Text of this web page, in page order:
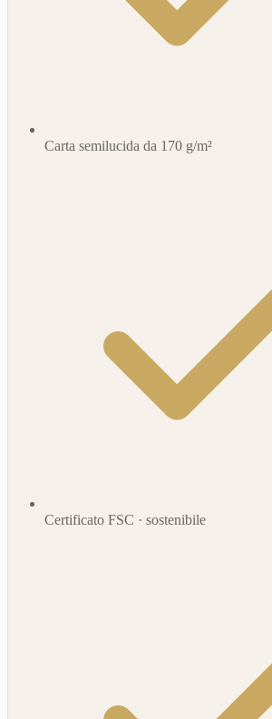
Carta semilucida da 170 g/m²
Certificato FSC · sostenibile